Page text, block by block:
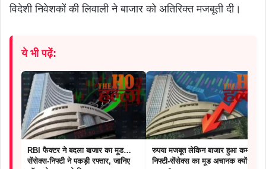
विदेशी निवेशकों की लिवाली ने बाजार को अतिरिक्त मजबूती दी।
ये भी पढ़ें:
RBI फैक्टर ने बदला बाजार का मूड…
सेंसेक्स-निफ्टी ने पकड़ी रफ्तार, जानिए
रुपया मजबूत लेकिन बाजार हुआ कमजोर,
निफ्टी-सेंसेक्स का मूड अचानक क्यों हुआ